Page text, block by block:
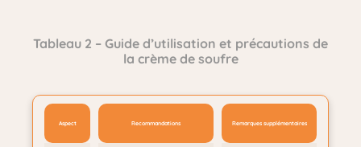
Tableau 2 – Guide d’utilisation et précautions de
la crème de soufre
Aspect Recommandations Remarques supplémentaires